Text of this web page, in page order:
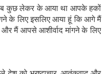
तब कुछ लेकर के आया था आपके हकों
के लिए इसलिए आया हूं कि आगे मैं
और मैं आपसे आशीर्वाद मांगने के लिए